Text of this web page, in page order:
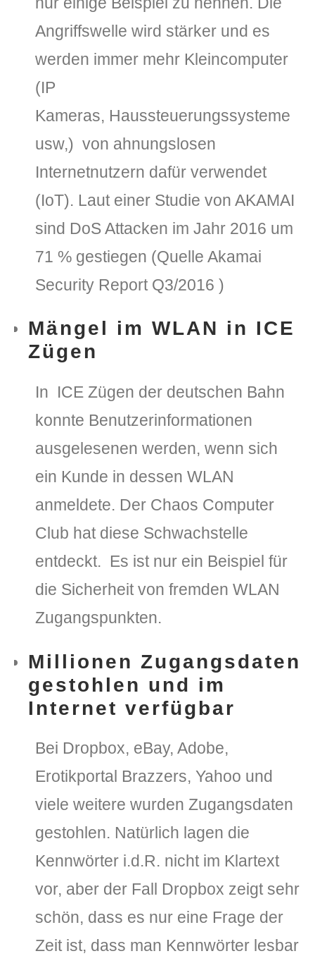
Angriffswelle wird stärker und es
werden immer mehr Kleincomputer
(IP
Kameras, Haussteuerungssysteme
usw,) von ahnungslosen
Internetnutzern dafür verwendet
(IoT). Laut einer Studie von AKAMAI
sind DoS Attacken im Jahr 2016 um
71 % gestiegen (Quelle Akamai
Security Report Q3/2016 )
Mängel im WLAN in ICE
Zügen
In ICE Zügen der deutschen Bahn
konnte Benutzerinformationen
ausgelesenen werden, wenn sich
ein Kunde in dessen WLAN
anmeldete. Der Chaos Computer
Club hat diese Schwachstelle
entdeckt. Es ist nur ein Beispiel für
die Sicherheit von fremden WLAN
Zugangspunkten.
Millionen Zugangsdaten
gestohlen und im
Internet verfügbar
Bei Dropbox, eBay, Adobe,
Erotikportal Brazzers, Yahoo und
viele weitere wurden Zugangsdaten
gestohlen. Natürlich lagen die
Kennwörter i.d.R. nicht im Klartext
vor, aber der Fall Dropbox zeigt sehr
schön, dass es nur eine Frage der
Zeit ist, dass man Kennwörter lesbar